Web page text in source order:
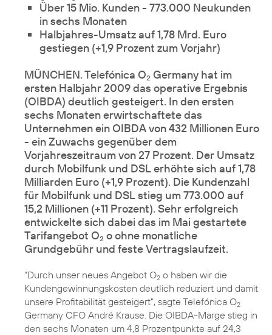
Über 15 Mio. Kunden - 773.000 Neukunden
in sechs Monaten
Halbjahres-Umsatz auf 1,78 Mrd. Euro
gestiegen (+1,9 Prozent zum Vorjahr)
MÜNCHEN. Telefónica O2 Germany hat im
ersten Halbjahr 2009 das operative Ergebnis
(OIBDA) deutlich gesteigert. In den ersten
sechs Monaten erwirtschaftete das
Unternehmen ein OIBDA von 432 Millionen Euro
- ein Zuwachs gegenüber dem
Vorjahreszeitraum von 27 Prozent. Der Umsatz
durch Mobilfunk und DSL erhöhte sich auf 1,78
Milliarden Euro (+1,9 Prozent). Die Kundenzahl
für Mobilfunk und DSL stieg um 773.000 auf
15,2 Millionen (+11 Prozent). Sehr erfolgreich
entwickelte sich dabei das im Mai gestartete
Tarifangebot O2 o ohne monatliche
Grundgebühr und feste Vertragslaufzeit.
"Durch unser neues Angebot O2 o haben wir die
Kundengewinnungskosten deutlich reduziert und damit
unsere Profitabilität gesteigert", sagte Telefónica O2
Germany CFO André Krause. Die OIBDA-Marge stieg in
den sechs Monaten um 4,8 Prozentpunkte auf 24,3